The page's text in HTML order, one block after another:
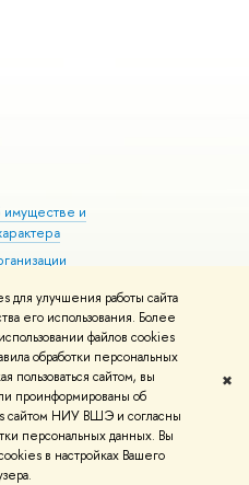
для улучшения работы сайта
его использования. Более
файлов cookies
обработки персональных
пользоваться сайтом, вы
проинформированы об
сайтом НИУ ВШЭ и согласны
персональных данных. Вы
в настройках Вашего
✖
имуществе и
здоровья
Условия использования
Карта сайта
вШколе дизайна НИУ ВШЭ